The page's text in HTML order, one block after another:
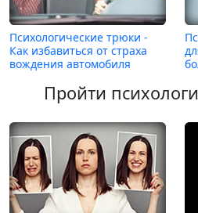
Психологические трюки -
Как избавиться от страха
вождения автомобиля
Пройти